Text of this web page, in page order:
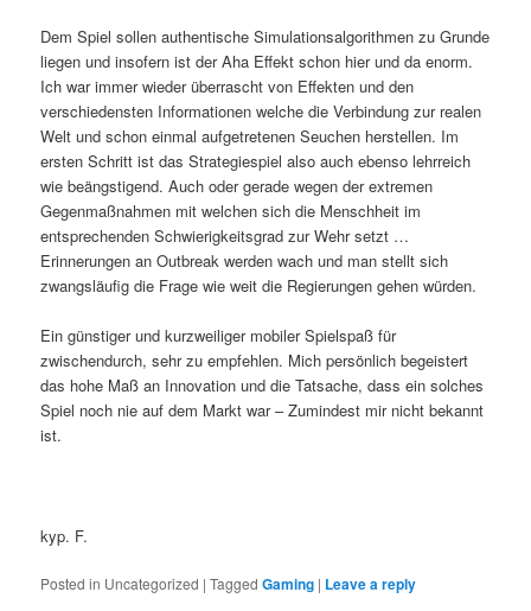
Dem Spiel sollen authentische Simulationsalgorithmen zu Grunde
liegen und insofern ist der Aha Effekt schon hier und da enorm.
Ich war immer wieder überrascht von Effekten und den
verschiedensten Informationen welche die Verbindung zur realen
Welt und schon einmal aufgetretenen Seuchen herstellen. Im
ersten Schritt ist das Strategiespiel also auch ebenso lehrreich
wie beängstigend. Auch oder gerade wegen der extremen
Gegenmaßnahmen mit welchen sich die Menschheit im
entsprechenden Schwierigkeitsgrad zur Wehr setzt …
Erinnerungen an Outbreak werden wach und man stellt sich
zwangsläufig die Frage wie weit die Regierungen gehen würden.
Ein günstiger und kurzweiliger mobiler Spielspaß für
zwischendurch, sehr zu empfehlen. Mich persönlich begeistert
das hohe Maß an Innovation und die Tatsache, dass ein solches
Spiel noch nie auf dem Markt war – Zumindest mir nicht bekannt
ist.
kyp. F.
Posted in Uncategorized |Tagged Gaming | Leave a reply